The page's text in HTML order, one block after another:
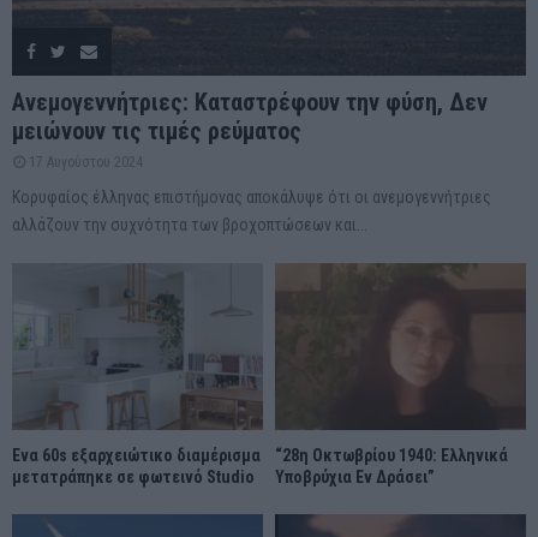
Ανεμογεννήτριες: Καταστρέφουν την φύση, Δεν
μειώνουν τις τιμές ρεύματος
17 Αυγούστου 2024
Κορυφαίος έλληνας επιστήμονας αποκάλυψε ότι οι ανεμογεννήτριες
αλλάζουν την συχνότητα των βροχοπτώσεων και...
Ένα 60s εξαρχειώτικο διαμέρισμα
μετατράπηκε σε φωτεινό Studio
“28η Οκτωβρίου 1940: Ελληνικά
Υποβρύχια Εν Δράσει”